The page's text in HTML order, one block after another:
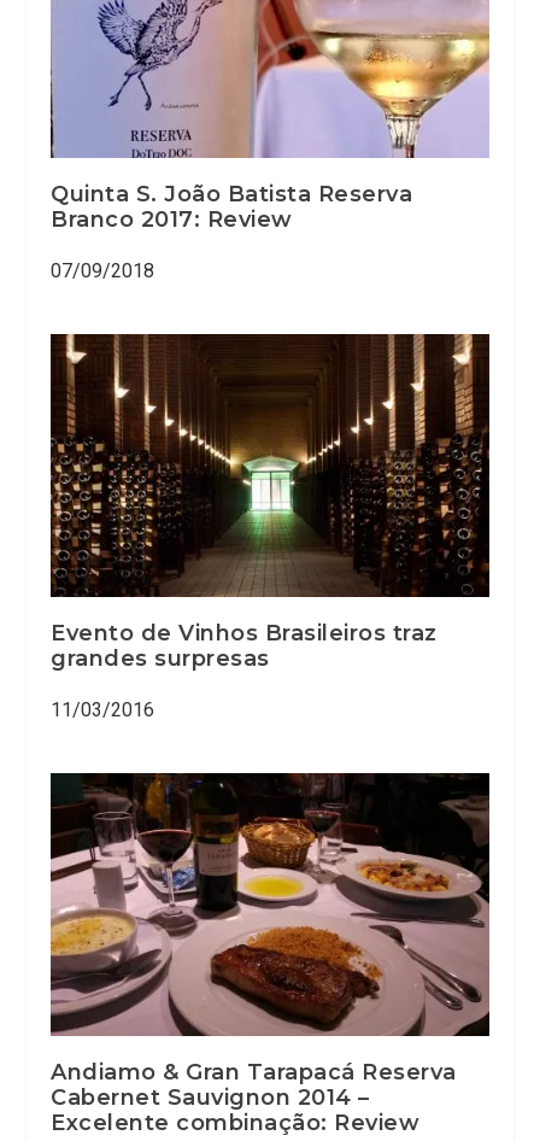
Quinta S. João Batista Reserva
Branco 2017: Review
07/09/2018
Evento de Vinhos Brasileiros traz
grandes surpresas
11/03/2016
Andiamo & Gran Tarapacá Reserva
Cabernet Sauvignon 2014 –
Excelente combinação: Review